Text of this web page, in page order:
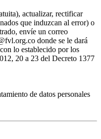
actualizar, rectificar
que induzcan al error) o
envíe un correo
donde se le dará
lo establecido por los
20 a 23 del Decreto 1377
de datos personales